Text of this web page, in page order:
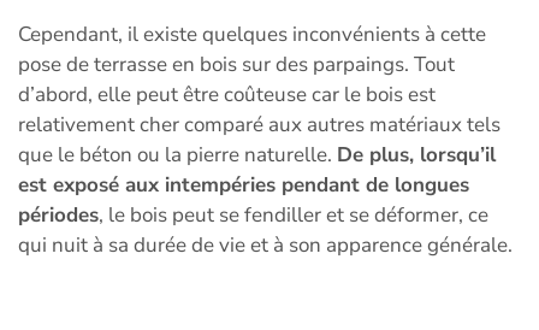
Cependant, il existe quelques inconvénients à cette
pose de terrasse en bois sur des parpaings. Tout
d’abord, elle peut être coûteuse car le bois est
relativement cher comparé aux autres matériaux tels
que le béton ou la pierre naturelle. De plus, lorsqu’il
est exposé aux intempéries pendant de longues
périodes, le bois peut se fendiller et se déformer, ce
qui nuit à sa durée de vie et à son apparence générale.